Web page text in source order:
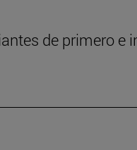
de primero e